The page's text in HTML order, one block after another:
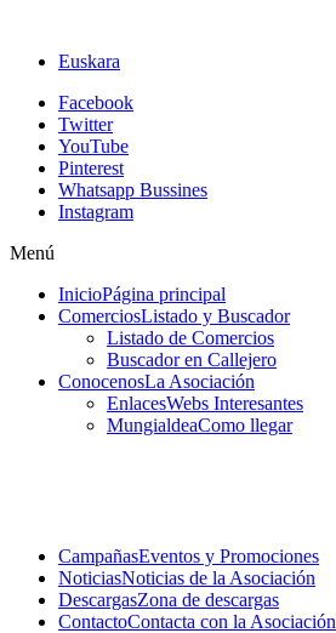
Euskara
Facebook
Twitter
YouTube
Pinterest
Whatsapp Bussines
Instagram
Menú
InicioPágina principal
ComerciosListado y Buscador
Listado de Comercios
Buscador en Callejero
ConocenosLa Asociación
EnlacesWebs Interesantes
MungialdeaComo llegar
CampañasEventos y Promociones
NoticiasNoticias de la Asociación
DescargasZona de descargas
ContactoContacta con la Asociación